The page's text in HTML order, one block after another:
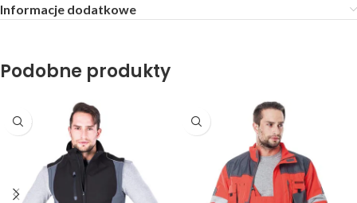
Informacje dodatkowe
Podobne produkty
BRAK